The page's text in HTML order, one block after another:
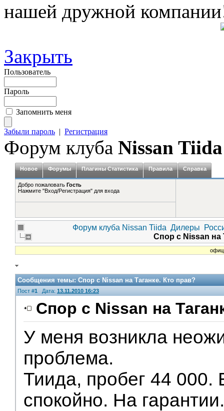
нашей дружной
Закрыть
Пользователь
Пароль
Запомнить меня
Забыли пароль | Регистрация
Форум клуба Nissan Tiida
Новое Форумы Плагины Статистика Правила Справка
Добро пожаловать Гость
Нажмите "Вход/Регистрация" для входа
Форум клуба Nissan Tiida Дилеры
Спор с Nissan на
Сообщения темы:Спор с Nissan на Таганке. Кто прав?
Пост #1 Дата: 13.11.2010 16:23
Спор с Nissan на
У меня возникла
проблема.
Тиида, пробег 44 000.
спокойно. На гарантии.